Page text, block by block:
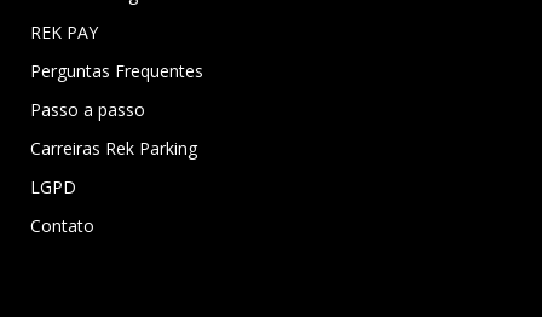
REK PAY
Perguntas Frequentes
Passo a passo
Carreiras Rek Parking
LGPD
Contato